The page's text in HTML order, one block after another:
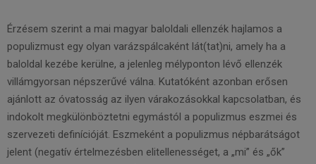
Érzésem szerint a mai magyar baloldali ellenzék hajlamos a
populizmust egy olyan varázspálcaként lát(tat)ni, amely ha a
baloldal kezébe kerülne, a jelenleg mélyponton lévő ellenzék
villámgyorsan népszerűvé válna. Kutatóként azonban erősen
ajánlott az óvatosság az ilyen várakozásokkal kapcsolatban, és
indokolt megkülönböztetni egymástól a populizmus eszmei és
szervezeti definícióját. Eszmeként a populizmus népbarátságot
jelent (negatív értelmezésben elitellenességet, a „mi” és „ők”